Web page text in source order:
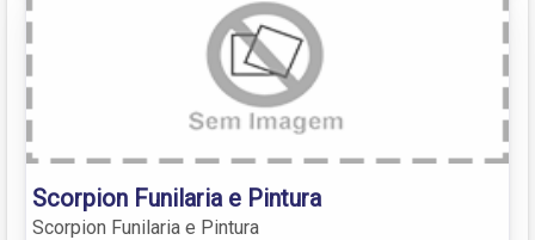
Scorpion Funilaria e Pintura
Scorpion Funilaria e Pintura